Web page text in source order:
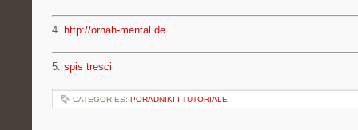
4. http://ornah-mental.de
5. spis tresci
CATEGORIES: PORADNIKI I TUTORIALE